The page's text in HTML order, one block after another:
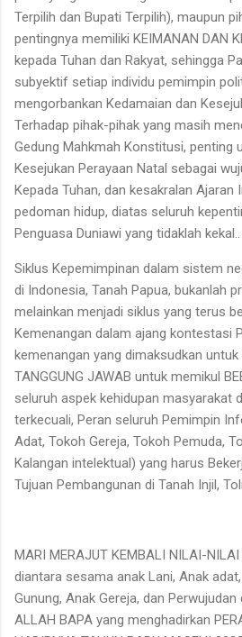
Terpilih dan Bupati Terpilih), maupun
pentingnya memiliki KEIMANAN DAN
kepada Tuhan dan Rakyat, sehingga
subyektif setiap individu pemimpin
mengorbankan Kedamaian dan
Terhadap pihak-pihak yang masih
Gedung Mahkmah Konstitusi, penting
Kesejukan Perayaan Natal sebagai
Kepada Tuhan, dan kesakralan Ajaran
pedoman hidup, diatas seluruh
Penguasa Duniawi yang tidaklah kekal..
Siklus Kepemimpinan dalam sistem
di Indonesia, Tanah Papua, bukanlah
melainkan menjadi siklus yang terus
Kemenangan dalam ajang kontestasi
kemenangan yang dimaksudkan
TANGGUNG JAWAB untuk memikul
seluruh aspek kehidupan masyarakat
terkecuali, Peran seluruh Pemimpin
Adat, Tokoh Gereja, Tokoh Pemuda,
Kalangan intelektual) yang harus
Tujuan Pembangunan di Tanah Injil,
MARI MERAJUT KEMBALI NILAI-NILAI
diantara sesama anak Lani, Anak
Gunung, Anak Gereja, dan
ALLAH BAPA yang menghadirkan